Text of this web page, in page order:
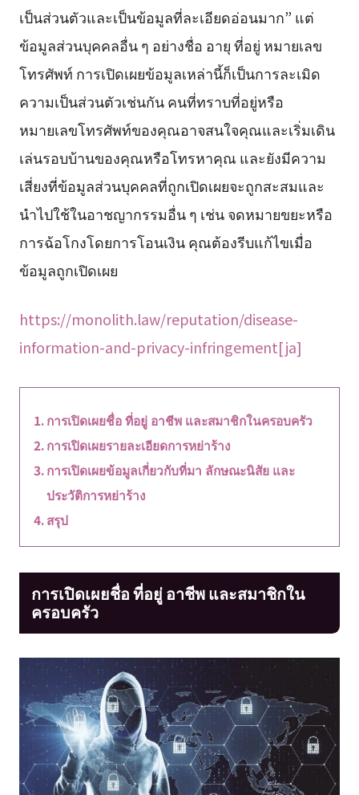
เป็นส่วนตัวและเป็นข้อมูลที่ละเอียดอ่อนมาก” แต่
ข้อมูลส่วนบุคคลอื่น ๆ อย่างชื่อ อายุ ที่อยู่ หมายเลข
โทรศัพท์ การเปิดเผยข้อมูลเหล่านี้ก็เป็นการละเมิด
ความเป็นส่วนตัวเช่นกัน คนที่ทราบที่อยู่หรือ
หมายเลขโทรศัพท์ของคุณอาจสนใจคุณและเริ่มเดิน
เล่นรอบบ้านของคุณหรือโทรหาคุณ และยังมีความ
เสี่ยงที่ข้อมูลส่วนบุคคลที่ถูกเปิดเผยจะถูกสะสมและ
นำไปใช้ในอาชญากรรมอื่น ๆ เช่น จดหมายขยะหรือ
การฉ้อโกงโดยการโอนเงิน คุณต้องรีบแก้ไขเมื่อ
ข้อมูลถูกเปิดเผย
https://monolith.law/reputation/disease-
information-and-privacy-infringement[ja]
การเปิดเผยชื่อ ที่อยู่ อาชีพ และสมาชิกในครอบครัว
การเปิดเผยรายละเอียดการหย่าร้าง
การเปิดเผยข้อมูลเกี่ยวกับที่มา ลักษณะนิสัย และ
ประวัติการหย่าร้าง
สรุป
การเปิดเผยชื่อ ที่อยู่ อาชีพ และสมาชิกใน
ครอบครัว